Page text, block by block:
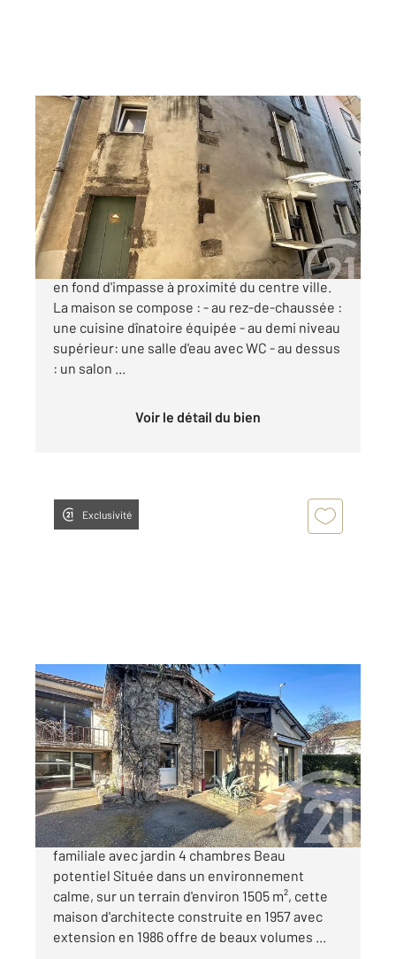
RIOM 63
46,25 m2, 3 pièces
Ref : 25134
Maison à vendre
89 900 €
RIOM, venez découvrir cette maison de bourg
en fond d'impasse à proximité du centre ville.
La maison se compose : - au rez-de-chaussée :
une cuisine dînatoire équipée - au demi niveau
supérieur: une salle d'eau avec WC - au dessus
: un salon ...
Voir le détail du bien
Exclusivité
RIOM 63
180 m2, 7 pièces
Ref : 24800
Maison à vendre
323 000 €
RIOM, quartier calme et résidentiel, Maison
familiale avec jardin 4 chambres Beau
potentiel Située dans un environnement
calme, sur un terrain d'environ 1505 m², cette
maison d'architecte construite en 1957 avec
extension en 1986 offre de beaux volumes ...